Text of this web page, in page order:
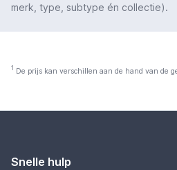
merk, type, subtype én collectie).
1 De prijs kan verschillen aan de hand van de
Snelle hulp